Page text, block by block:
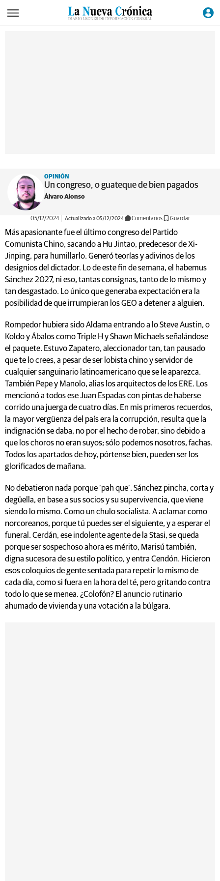
OPINIÓN
Un congreso, o guateque de bien pagados
Álvaro Alonso
05/12/2024 Actualizado a 05/12/2024 Comentarios Guardar
Más apasionante fue el último congreso del Partido
Comunista Chino, sacando a Hu Jintao, predecesor de Xi-
Jinping, para humillarlo. Generó teorías y adivinos de los
designios del dictador. Lo de este fin de semana, el habemus
Sánchez 2027, ni eso, tantas consignas, tanto de lo mismo y
tan desgastado. Lo único que generaba expectación era la
posibilidad de que irrumpieran los GEO a detener a alguien.
Rompedor hubiera sido Aldama entrando a lo Steve Austin, o
Koldo y Ábalos como Triple H y Shawn Michaels señalándose
el paquete. Estuvo Zapatero, aleccionador tan, tan pausado
que te lo crees, a pesar de ser lobista chino y servidor de
cualquier sanguinario latinoamericano que se le aparezca.
También Pepe y Manolo, alias los arquitectos de los ERE. Los
mencionó a todos ese Juan Espadas con pintas de haberse
corrido una juerga de cuatro días. En mis primeros recuerdos,
la mayor vergüenza del país era la corrupción, resulta que la
indignación se daba, no por el hecho de robar, sino debido a
que los choros no eran suyos; sólo podemos nosotros, fachas.
Todos los apartados de hoy, pórtense bien, pueden ser los
glorificados de mañana.
No debatieron nada porque ‘pah que’. Sánchez pincha, corta y
degüella, en base a sus socios y su supervivencia, que viene
siendo lo mismo. Como un chulo socialista. A aclamar como
norcoreanos, porque tú puedes ser el siguiente, y a esperar el
funeral. Cerdán, ese indolente agente de la Stasi, se queda
porque ser sospechoso ahora es mérito, Marisú también,
digna sucesora de su estilo político, y entra Cendón. Hicieron
esos coloquios de gente sentada para repetir lo mismo de
cada día, como si fuera en la hora del té, pero gritando contra
todo lo que se menea. ¿Colofón? El anuncio rutinario
ahumado de vivienda y una votación a la búlgara.